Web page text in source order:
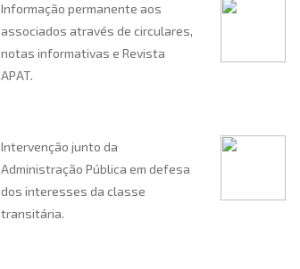
Informação permanente aos
associados através de circulares,
notas informativas e Revista
APAT.
Intervenção junto da
Administração Pública em defesa
dos interesses da classe
transitária.